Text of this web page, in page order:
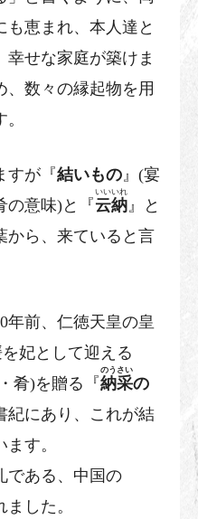
も恵まれ、本人達と
幸せな家庭が築けま
、数々の縁起物を用
すが『結いもの 』(宴
の意味)と『云納
いいいれ
』と
から、来ていると言
年前、仁徳天皇の皇
妃として迎える
肴)を贈る『納采
のうさい
の
紀にあり、これが結
す。
である、中国の
した。